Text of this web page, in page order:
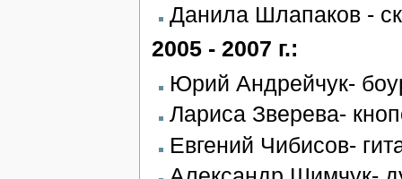
Данила Шлапаков -
2005 - 2007 г.:
Юрий Андрейчук-
Лариса Зверева-
Евгений Чибисов-